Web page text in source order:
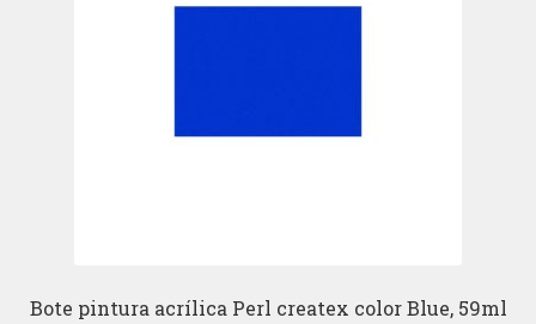
Bote pintura acrílica Perl createx color Blue, 59ml